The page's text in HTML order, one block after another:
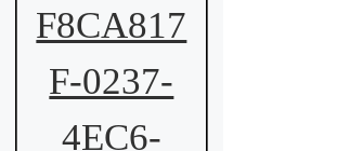
F8CA817
F-0237-
4EC6-